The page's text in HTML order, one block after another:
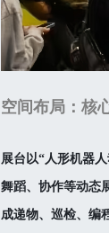
空间布局：核
展台以“人形机器
舞蹈、协作等动态
成递物、巡检、编